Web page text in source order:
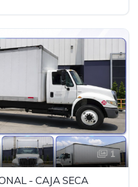
Frenos ABS
/ Estereo Blanco
1
- CAJA SECA